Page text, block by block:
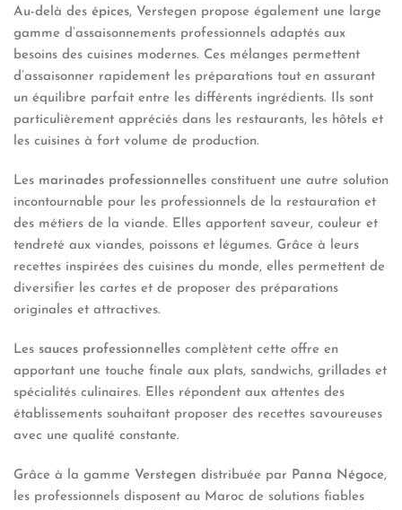
Au-delà des épices, Verstegen propose également une large
gamme d’assaisonnements professionnels adaptés aux
besoins des cuisines modernes. Ces mélanges permettent
d’assaisonner rapidement les préparations tout en assurant
un équilibre parfait entre les différents ingrédients. Ils sont
particulièrement appréciés dans les restaurants, les hôtels et
les cuisines à fort volume de production.
Les marinades professionnelles constituent une autre solution
incontournable pour les professionnels de la restauration et
des métiers de la viande. Elles apportent saveur, couleur et
tendreté aux viandes, poissons et légumes. Grâce à leurs
recettes inspirées des cuisines du monde, elles permettent de
diversifier les cartes et de proposer des préparations
originales et attractives.
Les sauces professionnelles complètent cette offre en
apportant une touche finale aux plats, sandwichs, grillades et
spécialités culinaires. Elles répondent aux attentes des
établissements souhaitant proposer des recettes savoureuses
avec une qualité constante.
Grâce à la gamme Verstegen distribuée par Panna Négoce,
les professionnels disposent au Maroc de solutions fiables